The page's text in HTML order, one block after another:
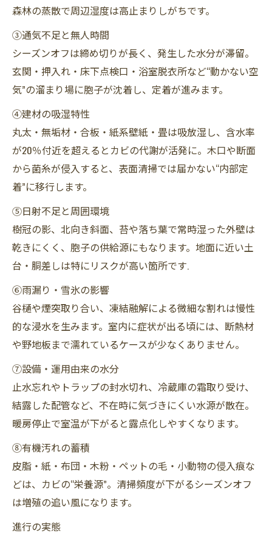
森林の蒸散で周辺湿度は高止まりしがちです。
③通気不足と無人時間
シーズンオフは締め切りが長く、発生した水分が滞留。
玄関・押入れ・床下点検口・浴室脱衣所など“動かない空
気”の溜まり場に胞子が沈着し、定着が進みます。
④建材の吸湿特性
丸太・無垢材・合板・紙系壁紙・畳は吸放湿し、含水率
が20％付近を超えるとカビの代謝が活発に。木口や断面
から菌糸が侵入すると、表面清掃では届かない“内部定
着”に移行します。
⑤日射不足と周囲環境
樹冠の影、北向き斜面、苔や落ち葉で常時湿った外壁は
乾きにくく、胞子の供給源にもなります。地面に近い土
台・胴差しは特にリスクが高い箇所です.
⑥雨漏り・雪氷の影響
谷樋や煙突取り合い、凍結融解による微細な割れは慢性
的な浸水を生みます。室内に症状が出る頃には、断熱材
や野地板まで濡れているケースが少なくありません。
⑦設備・運用由来の水分
止水忘れやトラップの封水切れ、冷蔵庫の霜取り受け、
結露した配管など、不在時に気づきにくい水源が散在。
暖房停止で室温が下がると露点化しやすくなります。
⑧有機汚れの蓄積
皮脂・紙・布団・木粉・ペットの毛・小動物の侵入痕な
どは、カビの“栄養源”。清掃頻度が下がるシーズンオフ
は増殖の追い風になります。
進行の実態